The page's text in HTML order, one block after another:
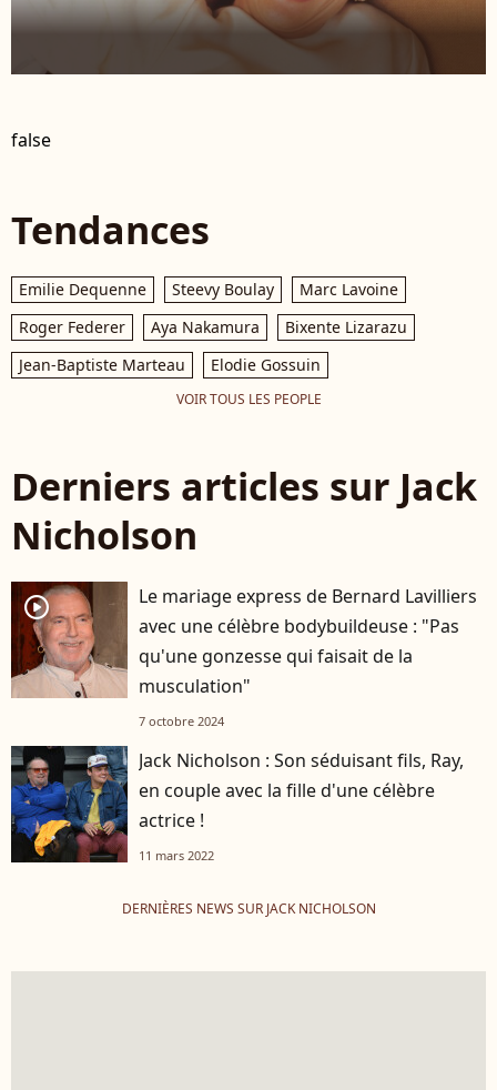
false
Tendances
Emilie Dequenne Steevy Boulay
Marc Lavoine
Roger Federer
Aya Nakamura
Bixente Lizarazu
Jean-Baptiste Marteau
Elodie Gossuin
VOIR TOUS LES PEOPLE
Derniers articles sur Jack
Nicholson
player2
Le mariage express de Bernard Lavilliers
avec une célèbre bodybuildeuse : "Pas
qu'une gonzesse qui faisait de la
musculation"
7 octobre 2024
Jack Nicholson : Son séduisant fils, Ray,
en couple avec la fille d'une célèbre
actrice !
11 mars 2022
DERNIÈRES NEWS SUR JACK NICHOLSON